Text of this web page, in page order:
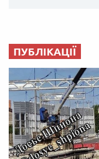
ПУБЛІКАЦІЇ